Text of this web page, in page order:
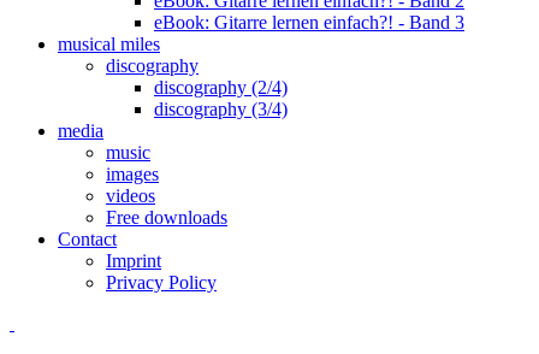
eBook: Gitarre lernen einfach?! - Band 3
musical miles
discography
discography (2/4)
discography (3/4)
media
music
images
videos
Free downloads
Contact
Imprint
Privacy Policy